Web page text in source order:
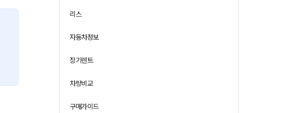
리스
자동차정보
장기렌트
차량비교
구매가이드